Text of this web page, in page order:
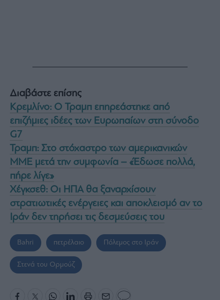
Διαβάστε επίσης
Κρεμλίνο: Ο Τραμπ επηρεάστηκε από
επιζήμιες ιδέες των Ευρωπαίων στη σύνοδο
G7
Τραμπ: Στο στόχαστρο των αμερικανικών
ΜΜΕ μετά την συμφωνία – «Έδωσε πολλά,
πήρε λίγε»
Χέγκσεθ: Οι ΗΠΑ θα ξαναρχίσουν
στρατιωτικές ενέργειες και αποκλεισμό αν το
Ιράν δεν τηρήσει τις δεσμεύσεις του
Bahri πετρέλαιο Πόλεμος στο Ιράν
Στενά του Ορμούζ